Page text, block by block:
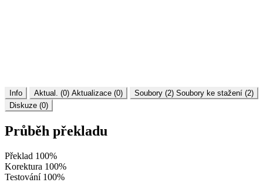
Info Aktual. (0) Aktualizace (0) Soubory (2) Soubory ke stažení (2)
Diskuze (0)
Průběh překladu
Překlad 100%
Korektura 100%
Testování 100%